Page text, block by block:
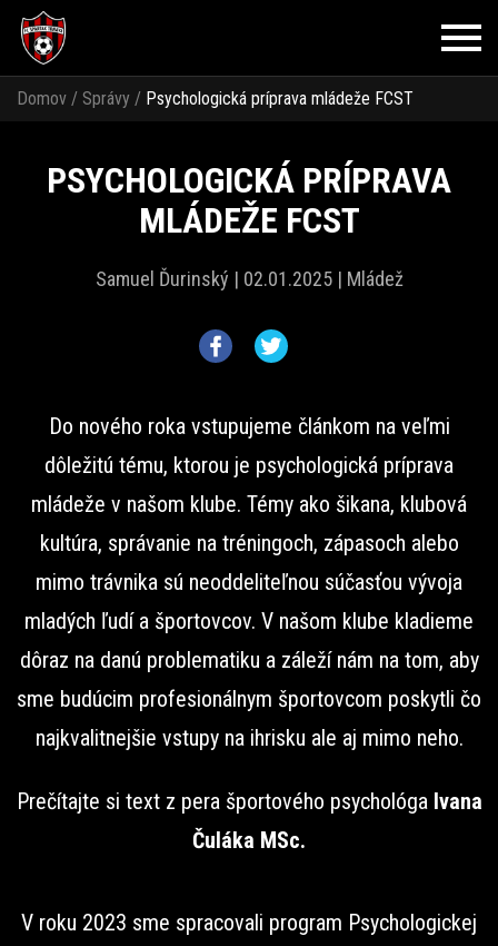
Domov / Správy / Psychologická príprava mládeže FCST
PSYCHOLOGICKÁ PRÍPRAVA
MLÁDEŽE FCST
Samuel Ďurinský | 02.01.2025 | Mládež
Do nového roka vstupujeme článkom na veľmi
dôležitú tému, ktorou je psychologická príprava
mládeže v našom klube. Témy ako šikana, klubová
kultúra, správanie na tréningoch, zápasoch alebo
mimo trávnika sú neoddeliteľnou súčasťou vývoja
mladých ľudí a športovcov. V našom klube kladieme
dôraz na danú problematiku a záleží nám na tom, aby
sme budúcim profesionálnym športovcom poskytli čo
najkvalitnejšie vstupy na ihrisku ale aj mimo neho.
Prečítajte si text z pera športového psychológaIvana
Čuláka MSc.
V roku 2023 sme spracovali program Psychologickej